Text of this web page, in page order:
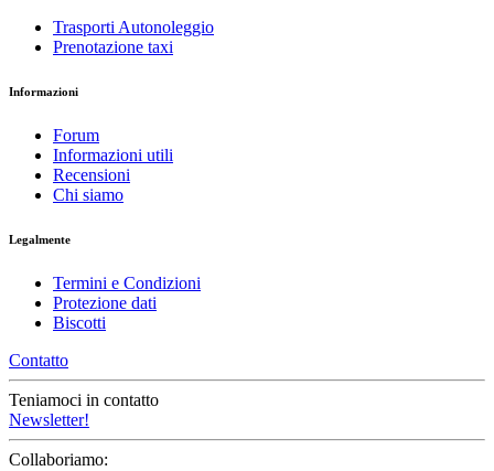
Trasporti Autonoleggio
Prenotazione taxi
Informazioni
Forum
Informazioni utili
Recensioni
Chi siamo
Legalmente
Termini e Condizioni
Protezione dati
Biscotti
Contatto
Teniamoci in contatto
Newsletter!
Collaboriamo: